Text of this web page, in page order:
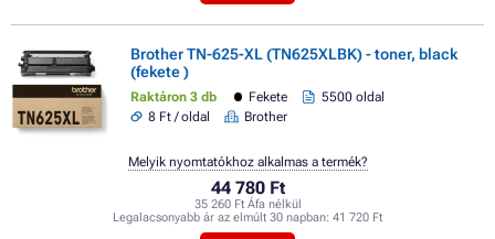
Brother TN-625-XL (TN625XLBK) - toner, black
(fekete )
Raktáron 3 db Fekete
5500 oldal
8 Ft / oldal
Brother
44 780 Ft
35 260 Ft Áfa nélkül
Legalacsonyabb ár az elmúlt 30 napban: 41 720 Ft
Melyik nyomtatókhoz alkalmas a termék?